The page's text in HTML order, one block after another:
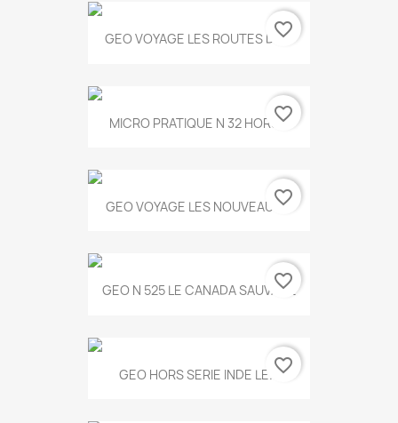
GEO VOYAGE LES ROUTES DE...
favorite_border
MICRO PRATIQUE N 32 HORS...
favorite_border
GEO VOYAGE LES NOUVEAUX...
favorite_border
GEO N 525 LE CANADA SAUVAGE
favorite_border
GEO HORS SERIE INDE LE...favorite_border